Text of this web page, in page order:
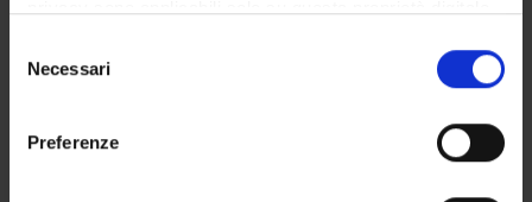
modificare o revocare il proprio consenso in qualsiasi
momento dalla Dichiarazione sui cookie o facendo clic
delNecessari
Preferenze
LABORATORI
SPIN OFF E AZIENDE